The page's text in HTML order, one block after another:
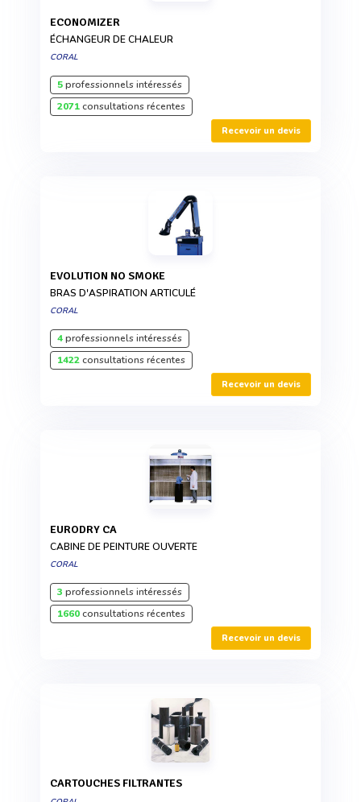
ECONOMIZER
ÉCHANGEUR DE CHALEUR
CORAL
5professionnels intéressés
2071consultations récentes
Recevoir un devis
EVOLUTION NO SMOKE
BRAS D'ASPIRATION ARTICULÉ
CORAL
4professionnels intéressés
1422consultations récentes
Recevoir un devis
EURODRY CA
CABINE DE PEINTURE OUVERTE
CORAL
3 professionnels intéressés
1660consultations récentes
Recevoir un devis
CARTOUCHES FILTRANTES